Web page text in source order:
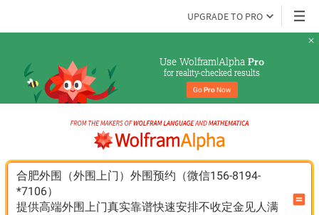
UPGRADE TO PRO
Use Wolfram|Alpha Pro
for reality-checked results
Go Pro Now
合肥外围（外围上门）外围预约（微信156-8194-
*7106）
提供高端外围上门真实靠谱快速安排不收定金见人满